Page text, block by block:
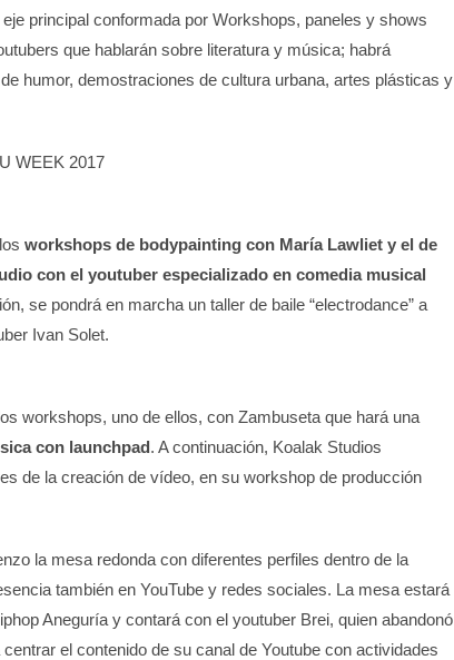
principal conformada por Workshops, paneles y shows
que hablarán sobre literatura y música; habrá
humor, demostraciones de cultura urbana, artes plásticas y
WEEK 2017
workshops de bodypainting con María Lawliet y el de
con el youtuber especializado en comedia musical
se pondrá en marcha un taller de baile “electrodance” a
Ivan Solet.
workshops, uno de ellos, con Zambuseta que hará una
con launchpad. A continuación, Koalak Studios
de la creación de vídeo, en su workshop de producción
la mesa redonda con diferentes perfiles dentro de la
también en YouTube y redes sociales. La mesa estará
Aneguría y contará con el youtuber Brei, quien abandonó
el contenido de su canal de Youtube con actividades